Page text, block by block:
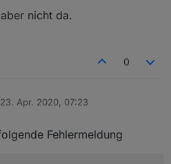
nicht da.
0
23. Apr. 2020, 07:23
von
Fehlermeldung